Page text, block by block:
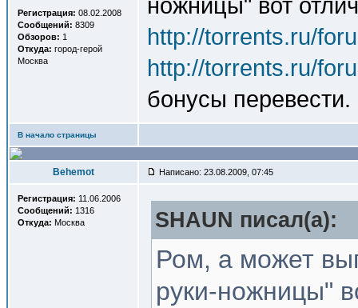
Регистрация: 08.02.2008
Сообщений: 8309
Обзоров: 1
Откуда: город-герой
Москва
http://torrents.ru/
http://torrents.ru/
бонусы перевести.
В начало страницы
Behemot Написано: 23.08.2009, 07:45
Регистрация: 11.06.2006
Сообщений: 1316
Откуда: Москва SHAUN писал(a):
Ром, а может
руки-ножницы"